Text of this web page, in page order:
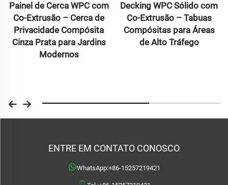
Painel de Cerca WPC com
Co-Extrusão – Cerca de
Privacidade Compósita
Cinza Prata para Jardins
Modernos
Decking WPC Sólido com
Co-Extrusão – Tabuas
Compósitas para Áreas
de Alto Tráfego
ENTRE EM CONTATO CONOSCO
WhatsApp:+86-15257219421